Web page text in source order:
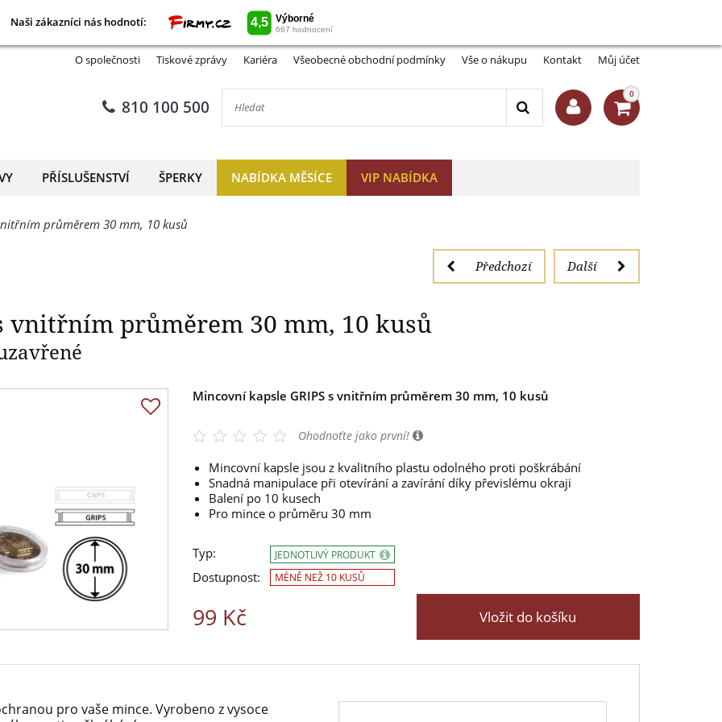
Naši zákazníci nás hodnotí:
O společnosti Tiskové zprávy Kariéra Všeobecné obchodní podmínky Vše o nákupu Kontakt Můj účet
810 100 500
0
PŘÍSLUŠENSTVÍ ŠPERKY NABÍDKA MĚSÍCE VIP NABÍDKA
průměrem 30 mm, 10 kusů
Další
Předchozí
vnitřním průměrem 30 mm, 10 kusů
Mincovní kapsle GRIPS s vnitřním průměrem 30 mm, 10 kusů
Ohodnoťte jako první!
Mincovní kapsle jsou z kvalitního plastu odolného proti poškrábání
Snadná manipulace při otevírání a zavírání díky převislému okraji
Balení po 10 kusech
Pro mince o průměru 30 mm
Typ:
Dostupnost:
JEDNOTLIVÝ PRODUKT
MÉNĚ NEŽ 10 KUSŮ
99 Kč Vložit do košíku
pro vaše mince. Vyrobeno z vysoce
s vnitřním průměrem 30 mm, 10 kusů
Naši zákazníci nás hodnotí: